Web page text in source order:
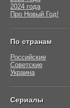
2024 года
Про Новый Год!
По странам
Российские
Советские
Украина
Сериалы